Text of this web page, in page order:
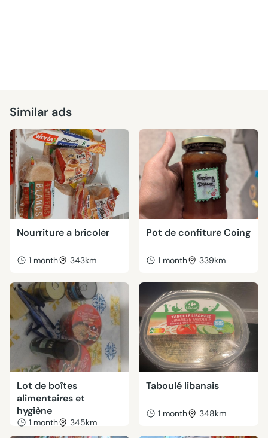
Similar ads
Nourriture a bricoler
1 month 343km
Pot de confiture Coing
1 month 339km
Lot de boîtes
alimentaires et
hygiène
1 month 345km
Taboulé libanais
1 month 348km